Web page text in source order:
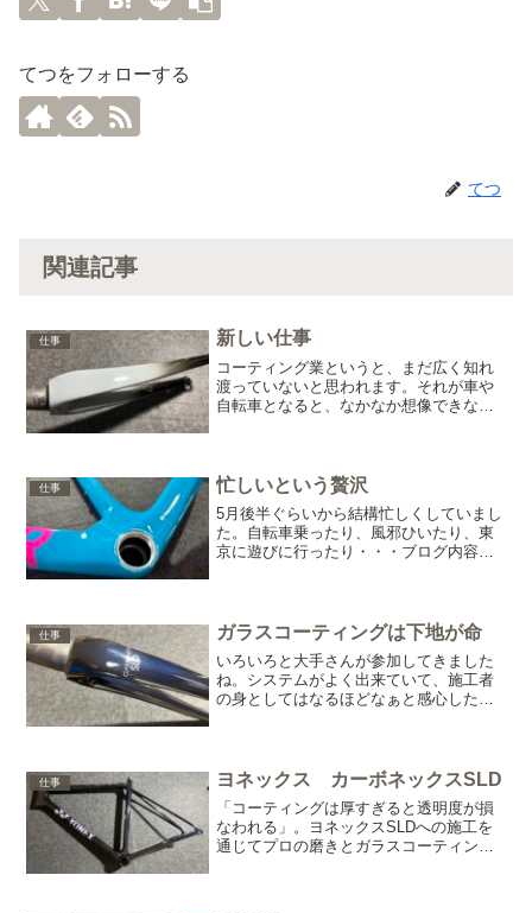
てつをフォローする
てつ
関連記事
仕事 新しい仕事
コーティング業というと、まだ広く知れ
渡っていないと思われます。それが車や
自転車となると、なかなか想像できない
くお仕事頂くことが...
仕事 忙しいという贅沢
5月後半ぐらいから結構忙しくしていまし
た。自転車乗ったり、風邪ひいたり、東
京に遊びに行ったり・・・ブログ内容だ
をつくったり...
仕事 ガラスコーティングは下地が命
いろいろと大手さんが参加してきました
ね。システムがよく出来ていて、施工者
の身としてはなるほどなぁと感心した
は手が止まってしまうから。...
仕事 ヨネックス カーボネックスSLD
「コーティングは厚すぎると透明度が損
なわれる」。ヨネックスSLDへの施工を
通じてプロの磨きとガラスコーティング